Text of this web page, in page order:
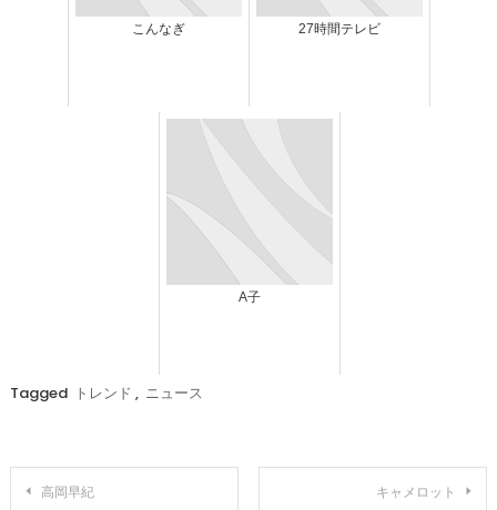
こんなぎ 27時間テレビ
A子
Tagged トレンド , ニュース
投高岡早紀 キャメロット